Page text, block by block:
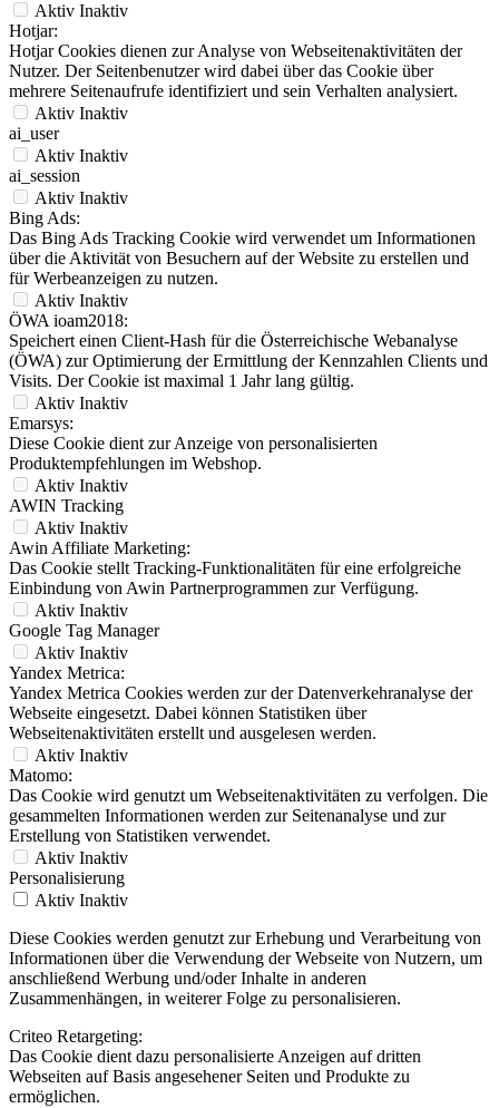
Aktiv Inaktiv
Hotjar:
Hotjar Cookies dienen zur Analyse von Webseitenaktivitäten der
Nutzer. Der Seitenbenutzer wird dabei über das Cookie über
mehrere Seitenaufrufe identifiziert und sein Verhalten analysiert.
Aktiv Inaktiv
ai_user
Aktiv Inaktiv
ai_session
Aktiv Inaktiv
Bing Ads:
Das Bing Ads Tracking Cookie wird verwendet um Informationen
über die Aktivität von Besuchern auf der Website zu erstellen und
für Werbeanzeigen zu nutzen.
Aktiv Inaktiv
ÖWA ioam2018:
Speichert einen Client-Hash für die Österreichische Webanalyse
(ÖWA) zur Optimierung der Ermittlung der Kennzahlen Clients und
Visits. Der Cookie ist maximal 1 Jahr lang gültig.
Aktiv Inaktiv
Emarsys:
Diese Cookie dient zur Anzeige von personalisierten
Produktempfehlungen im Webshop.
Aktiv Inaktiv
AWIN Tracking
Aktiv Inaktiv
Awin Affiliate Marketing:
Das Cookie stellt Tracking-Funktionalitäten für eine erfolgreiche
Einbindung von Awin Partnerprogrammen zur Verfügung.
Aktiv Inaktiv
Google Tag Manager
Aktiv Inaktiv
Yandex Metrica:
Yandex Metrica Cookies werden zur der Datenverkehranalyse der
Webseite eingesetzt. Dabei können Statistiken über
Webseitenaktivitäten erstellt und ausgelesen werden.
Aktiv Inaktiv
Matomo:
Das Cookie wird genutzt um Webseitenaktivitäten zu verfolgen. Die
gesammelten Informationen werden zur Seitenanalyse und zur
Erstellung von Statistiken verwendet.
Aktiv Inaktiv
Personalisierung
Aktiv Inaktiv
Diese Cookies werden genutzt zur Erhebung und Verarbeitung von
Informationen über die Verwendung der Webseite von Nutzern, um
anschließend Werbung und/oder Inhalte in anderen
Zusammenhängen, in weiterer Folge zu personalisieren.
Criteo Retargeting:
Das Cookie dient dazu personalisierte Anzeigen auf dritten
Webseiten auf Basis angesehener Seiten und Produkte zu
ermöglichen.